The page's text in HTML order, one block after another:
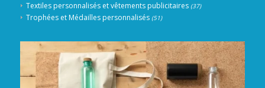
Textiles personnalisés et vêtements publicitaires (37)
Trophées et Médailles personnalisés (51)